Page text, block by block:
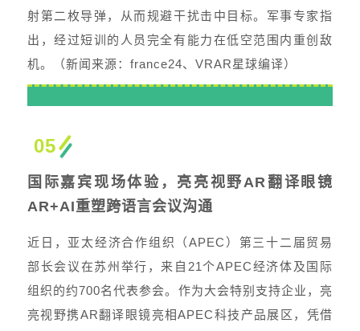
射第二枚导弹，从而规避干扰击中目标。军事专家指
出，经过短训的人员完全有能力在低空范围内重创敌
机。（新闻来源：france24、VRAR星球编译）
05
国际嘉宾现场体验，亮亮视野AR翻译眼镜
AR+AI重塑跨语言会议沟通
近日， 亚太经济合作组织
（APEC）第三十二届贸易
部长会议在苏州举行，来自21个APEC经济体及 国际
组织的约700名代表参会。作为大会特别支持企业，亮
亮视野携AR翻译眼镜亮相APEC科技产品展区，凭借